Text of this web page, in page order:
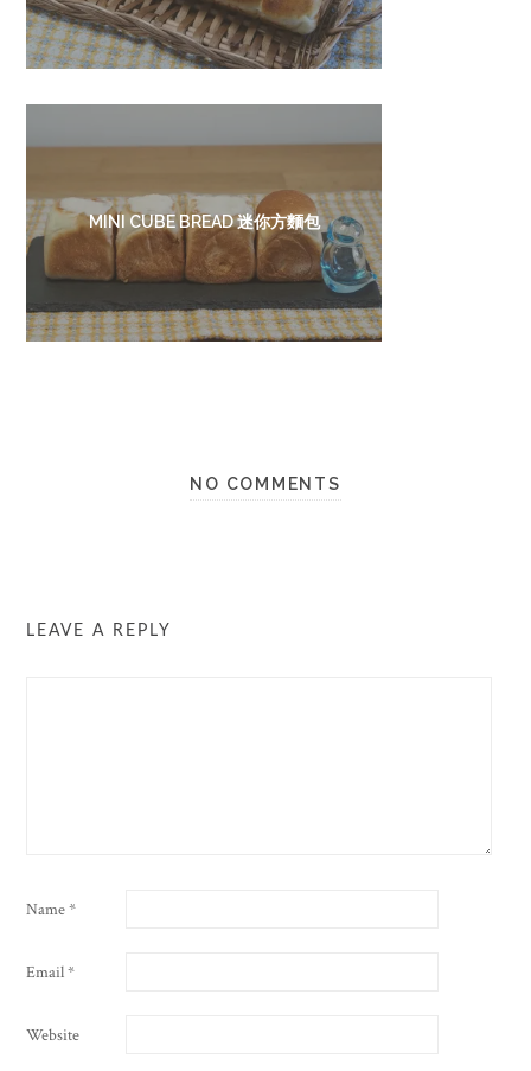
MINI CUBE BREAD 迷你方麵包
NO COMMENTS
LEAVE A REPLY
Name*
Email*
Website